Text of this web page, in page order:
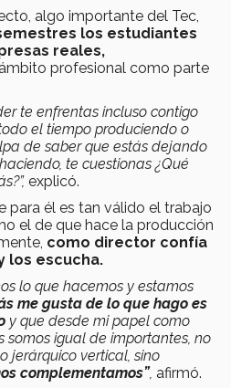
algo importante del Tec,
los estudiantes
reales,
profesional como parte
te enfrentas incluso contigo
el tiempo produciendo o
de saber que estás dejando
te cuestionas ¿Qué
explicó.
para él es tan válido el trabajo
el de que hace la producción
como director confía
los escucha.
lo que hacemos y estamos
me gusta de lo que hago es
y que desde mi papel como
somos igual de importantes, no
jerárquico vertical, sino
complementamos”, afirmó.